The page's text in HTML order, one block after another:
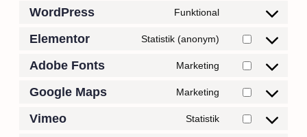
WordPress Funktional
Elementor Statistik (anonym)
Adobe Fonts Marketing
Google Maps Marketing
Vimeo Statistik